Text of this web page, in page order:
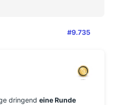
#9.735
dringend eine Runde